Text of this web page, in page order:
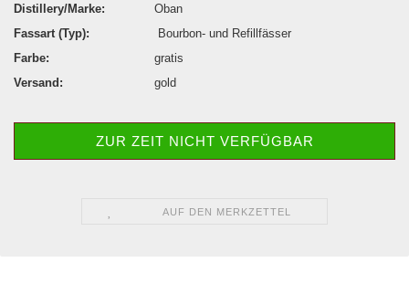
Distillery/Marke:
Oban
Fassart (Typ):
Bourbon- und Refillfässer
Farbe:
gratis
Versand:
gold
ZUR ZEIT NICHT VERFÜGBAR
AUF DEN MERKZETTEL